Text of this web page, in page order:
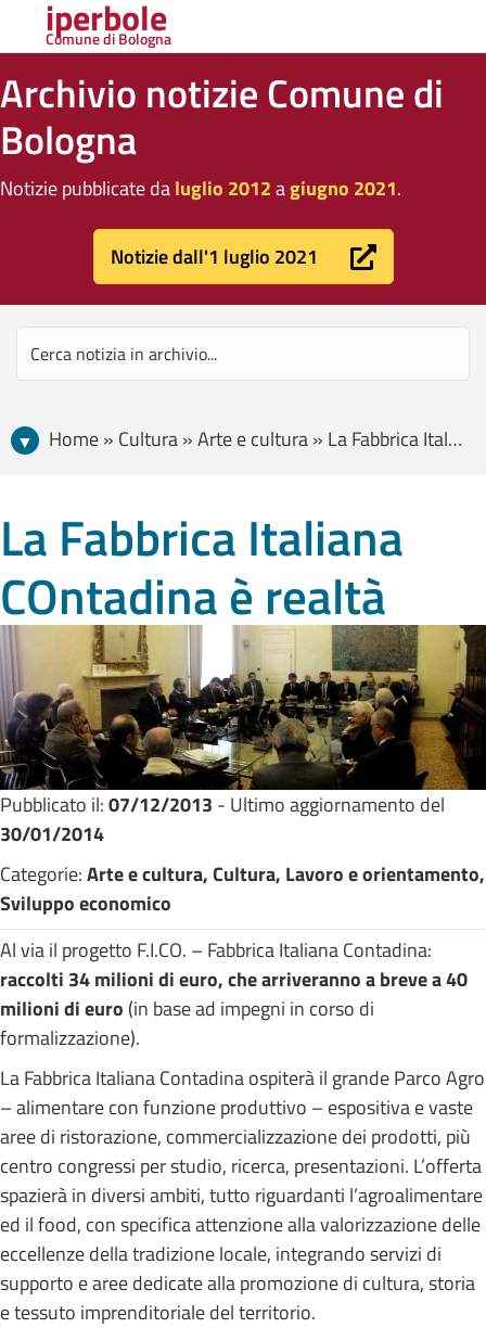
iperbole
Comune di Bologna
Archivio notizie Comune di
Bologna
Notizie pubblicate daluglio 2012agiugno 2021.
Notizie dall'1 luglio 2021
Home » Cultura » Arte e cultura » La Fabbrica Italiana COntadina è realtà
La Fabbrica Italiana
COntadina è realtà
Pubblicato il:07/12/2013 - Ultimo aggiornamento del
30/01/2014
Categorie:Arte e cultura, Cultura, Lavoro e orientamento,
Sviluppo economico
Al via il progetto F.I.CO. – Fabbrica Italiana Contadina:
raccolti 34 milioni di euro, che arriveranno a breve a 40
milioni di euro (in base ad impegni in corso di
formalizzazione).
La Fabbrica Italiana Contadina ospiterà il grande Parco Agro
– alimentare con funzione produttivo – espositiva e vaste
aree di ristorazione, commercializzazione dei prodotti, più
centro congressi per studio, ricerca, presentazioni. L’offerta
spazierà in diversi ambiti, tutto riguardanti l’agroalimentare
ed il food, con specifica attenzione alla valorizzazione delle
eccellenze della tradizione locale, integrando servizi di
supporto e aree dedicate alla promozione di cultura, storia
e tessuto imprenditoriale del territorio.